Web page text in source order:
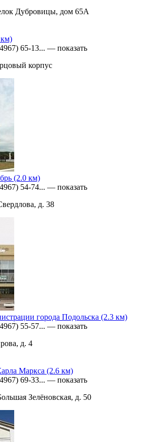
Дубровицы, дом 65А
65-13... — показать
корпус
(2.0 км)
54-74... — показать
д. 38
города Подольска (2.3 км)
55-57... — показать
д. 4
Маркса (2.6 км)
69-33... — показать
Зелёновская, д. 50